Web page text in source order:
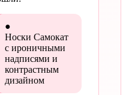
●
Носки Самокат
с ироничными
надписями и
контрастным
дизайном